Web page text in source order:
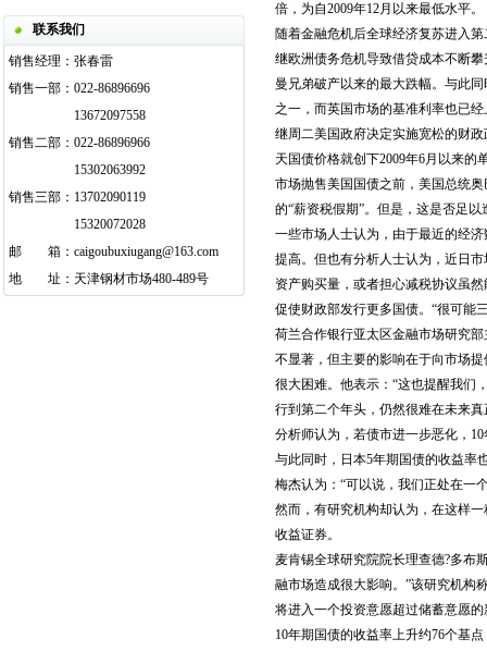
联系我们
销售经理： 张春雷
销售一部： 022-86896696
13672097558
销售二部： 022-86896966
15302063992
销售三部： 13702090119
15320072028
邮
箱： caigoubuxiugang@163.com
地
址： 天津钢材市场480-489号
倍，为自2009年12月以来最低水平。
随着金融危机后全球经济复苏进入
继欧洲债务危机导致借贷成本不断
曼兄弟破产以来的最大跌幅。与此
之一，而英国市场的基准利率也已
继周二美国政府决定实施宽松的财
天国债价格就创下2009年6月以来的
市场抛售美国国债之前，美国总统
的“薪资税假期”。但是，这是否足
一些市场人士认为，由于最近的经
提高。但也有分析人士认为，近日
资产购买量，或者担心减税协议虽
促使财政部发行更多国债。“很可能
荷兰合作银行亚太区金融市场研究
不显著，但主要的影响在于向市场
很大困难。他表示：“这也提醒我们
行到第二个年头，仍然很难在未来
分析师认为，若债市进一步恶化，
与此同时，日本5年期国债的收益率
梅杰认为：“可以说，我们正处在一
然而，有研究机构却认为，在这样
收益证券。
麦肯锡全球研究院院长理查德?多布
融市场造成很大影响。”该研究机构
将进入一个投资意愿超过储蓄意愿
10年期国债的收益率上升约76个基